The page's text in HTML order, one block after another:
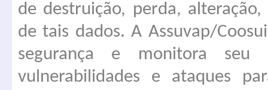
de destruição, perda,
de tais dados. A Assuvap/
segurança e monitora seu
vulnerabilidades e ataques